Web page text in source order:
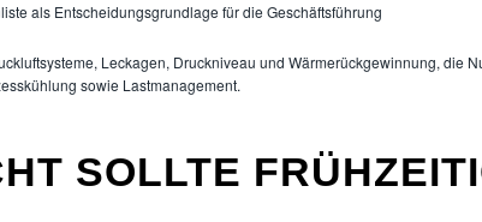
als Entscheidungsgrundlage für die Geschäftsführung
Leckagen, Druckniveau und Wärmerückgewinnung, die
sowie Lastmanagement.
SOLLTE